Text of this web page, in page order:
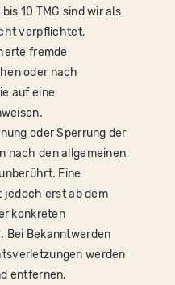
10 TMG sind wir als
verpflichtet,
fremde
oder nach
auf eine
oder Sperrung der
nach den allgemeinen
Eine
jedoch erst ab dem
konkreten
Bei Bekanntwerden
werden
entfernen.